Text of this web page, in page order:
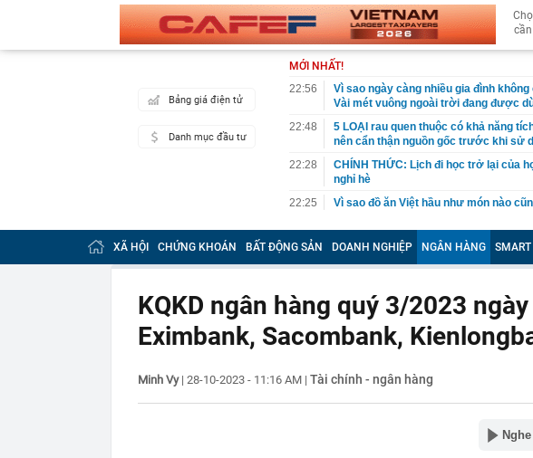
Bảng giá điện tử
Danh mục đầu tư
MỚI NHẤT!
22:56
Vì sao ngày càng nhiều gia đình
Vài mét vuông ngoài trời đang được
22:48
5 LOẠI rau quen thuộc có khả năng
nên cẩn thận nguồn gốc trước khi sử
22:28
CHÍNH THỨC: Lịch đi học trở lại của
nghỉ hè
22:25
Vì sao đồ ăn Việt hầu như món nào
22:07
Không cần tặng quà, 5 câu nói này đủ
huynh - giáo viên gắn bó khăng khít,
22:03
Ukraine tập kích Crimea, phá hủy hệ
22:02
Nam NSND, Giám đốc Nhà hát Chèo
vợ thiếu tá kém 12 tuổi
21:51
Một ô tô biển 29A "dính" gần 100 lần
21:37
Tổng thống Trump bực bội vì lộ tin về
21:35
Du khách Tây: Không khí tập thể dục
Miền Bắc sắp đón đợt nắng nóng mới,
XÃ HỘI CHỨNG KHOÁN BẤT ĐỘNG SẢN DOANH NGHIỆP NGÂN HÀNG
KQKD ngân hàng quý 3/2023
Eximbank, Sacombank,
Minh Vy | 28-10-2023 - 11:16 AM | Tài chính - ngân hàng